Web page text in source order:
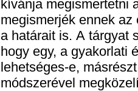
kívánja megismertetni
megismerjék ennek
a határait is. A tárgyat
hogy egy, a gyakorlati
lehetséges-e,
módszerével